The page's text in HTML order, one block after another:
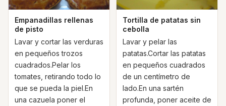
Empanadillas rellenas
de pisto
Lavar y cortar las verduras
en pequeños trozos
cuadrados.Pelar los
tomates, retirando todo lo
que se pueda la piel.En
una cazuela poner el
Tortilla de patatas sin
cebolla
Lavar y pelar las
patatas.Cortar las patatas
en pequeños cuadrados
de un centímetro de
lado.En una sartén
profunda, poner aceite de